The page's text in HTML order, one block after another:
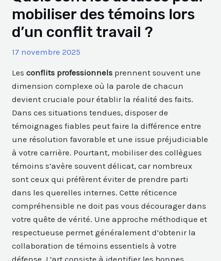
mobiliser des témoins lors
d’un conflit travail ?
17 novembre 2025
Lesconflits professionnels prennent souvent une
dimension complexe où la parole de chacun
devient cruciale pour établir la réalité des faits.
Dans ces situations tendues, disposer de
témoignages fiables peut faire la différence entre
une résolution favorable et une issue préjudiciable
à votre carrière. Pourtant, mobiliser des collègues
témoins s’avère souvent délicat, car nombreux
sont ceux qui préfèrent éviter de prendre parti
dans les querelles internes. Cette réticence
compréhensible ne doit pas vous décourager dans
votre quête de vérité. Une approche méthodique et
respectueuse permet généralement d’obtenir la
collaboration de témoins essentiels à votre